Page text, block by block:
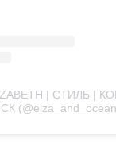
| СТИЛЬ |